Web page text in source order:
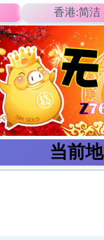
香港:简洁
当前